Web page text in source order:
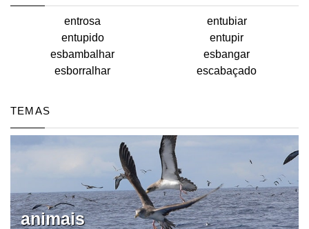
entrosa
entubiar
entupido
entupir
esbambalhar
esbangar
esborralhar
escabaçado
TEMAS
animais